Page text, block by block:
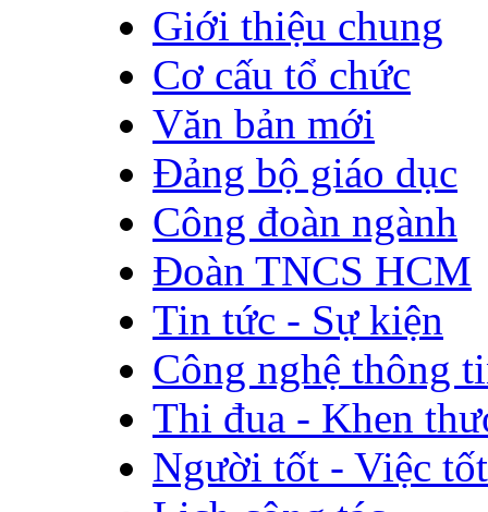
Giới thiệu chung
Cơ cấu tổ chức
Văn bản mới
Đảng bộ giáo dục
Công đoàn ngành
Đoàn TNCS HCM
Tin tức - Sự kiện
Công nghệ thông
Thi đua - Khen
Người tốt - Việc tốt